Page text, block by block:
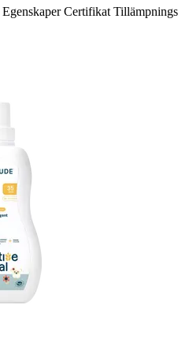
Egenskaper Certifikat